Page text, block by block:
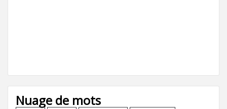
Nuage de mots